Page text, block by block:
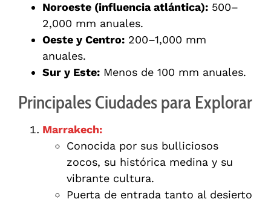
Noroeste (influencia atlántica): 500–
2,000 mm anuales.
Oeste y Centro: 200–1,000 mm
anuales.
Sur y Este: Menos de 100 mm anuales.
Principales Ciudades para Explorar
Marrakech:
Conocida por sus bulliciosos
zocos, su histórica medina y su
vibrante cultura.
Puerta de entrada tanto al desierto